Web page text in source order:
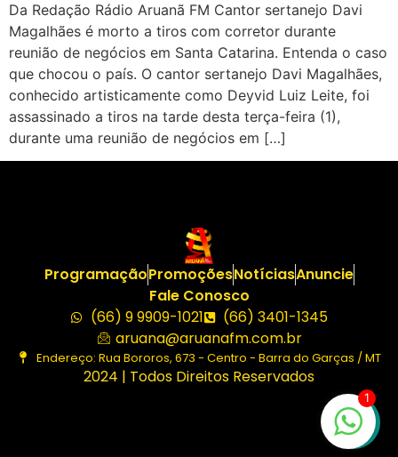
Da Redação Rádio Aruanã FM Cantor sertanejo Davi
Magalhães é morto a tiros com corretor durante
reunião de negócios em Santa Catarina. Entenda o caso
que chocou o país. O cantor sertanejo Davi Magalhães,
conhecido artisticamente como Deyvid Luiz Leite, foi
assassinado a tiros na tarde desta terça-feira (1),
durante uma reunião de negócios em […]
ProgramaçãoPromoçõesNotíciasAnuncie
Fale Conosco
(66) 9 9909-1021
(66) 3401-1345
aruana@aruanafm.com.br
Endereço: Rua Bororos, 673 - Centro - Barra do Garças / MT
2024 | Todos Direitos Reservados
1